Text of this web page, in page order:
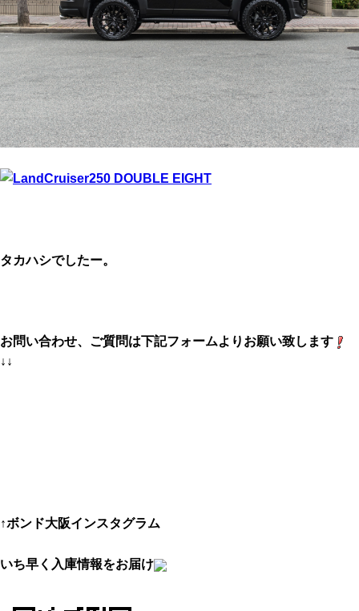
タカハシでしたー。
お問い合わせ、ご質問は下記フォームよりお願い致します
↓↓
↑ボンド大阪インスタグラム
いち早く入庫情報をお届け